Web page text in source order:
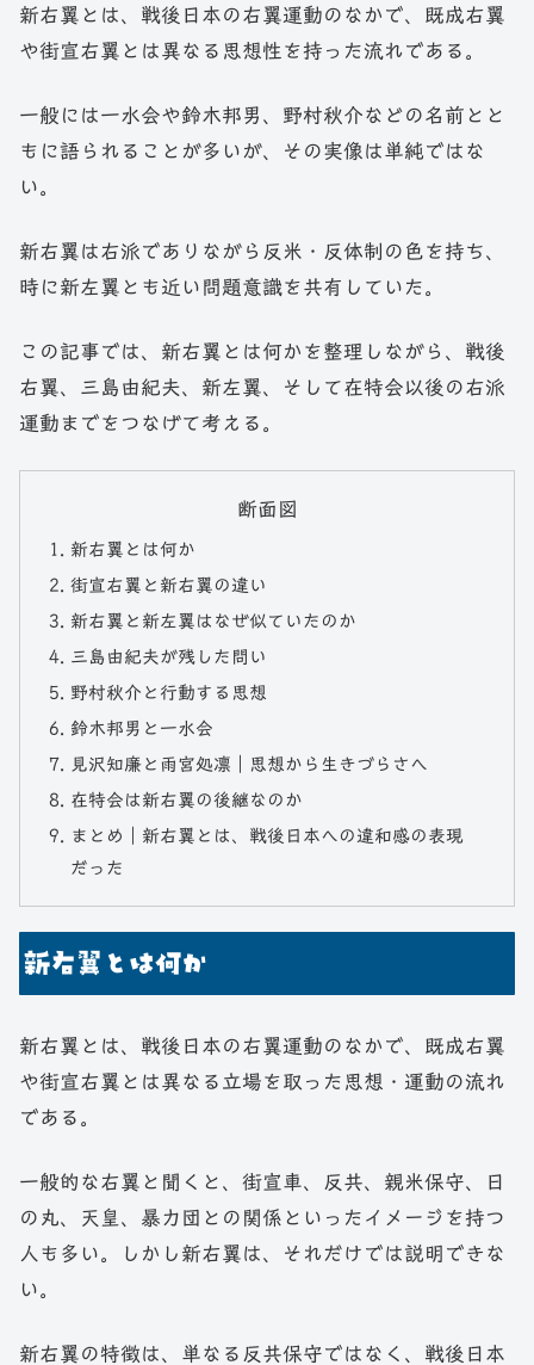
新右翼とは、戦後日本の右翼運動のなかで、既成右翼
や街宣右翼とは異なる思想性を持った流れである。
一般には一水会や鈴木邦男、野村秋介などの名前とと
もに語られることが多いが、その実像は単純ではな
い。
新右翼は右派でありながら反米・反体制の色を持ち、
時に新左翼とも近い問題意識を共有していた。
この記事では、新右翼とは何かを整理しながら、戦後
右翼、三島由紀夫、新左翼、そして在特会以後の右派
運動までをつなげて考える。
断面図
新右翼とは何か
街宣右翼と新右翼の違い
新右翼と新左翼はなぜ似ていたのか
三島由紀夫が残した問い
野村秋介と行動する思想
鈴木邦男と一水会
見沢知廉と雨宮処凛｜思想から生きづらさへ
在特会は新右翼の後継なのか
まとめ｜新右翼とは、戦後日本への違和感の表現
だった
新右翼とは何か
新右翼とは、戦後日本の右翼運動のなかで、既成右翼
や街宣右翼とは異なる立場を取った思想・運動の流れ
である。
一般的な右翼と聞くと、街宣車、反共、親米保守、日
の丸、天皇、暴力団との関係といったイメージを持つ
人も多い。しかし新右翼は、それだけでは説明できな
い。
新右翼の特徴は、単なる反共保守ではなく、戦後日本